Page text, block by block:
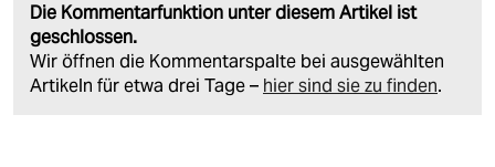
Die Kommentarfunktion unter diesem Artikel ist
geschlossen.
Wir öffnen die Kommentarspalte bei ausgewählten
Artikeln für etwa drei Tage – hier sind sie zu finden.